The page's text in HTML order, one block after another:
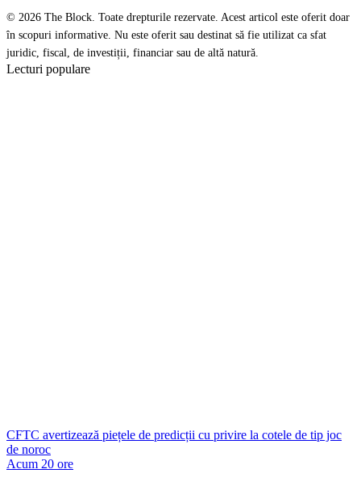
© 2026 The Block. Toate drepturile rezervate. Acest articol este oferit doar
în scopuri informative. Nu este oferit sau destinat să fie utilizat ca sfat
juridic, fiscal, de investiții, financiar sau de altă natură.
Lecturi populare
CFTC avertizează piețele de predicții cu privire la cotele de tip joc
de noroc
Acum 20 ore